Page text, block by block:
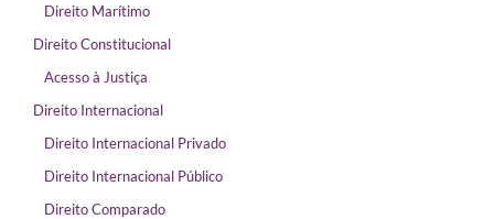
Direito Marítimo
Direito Constitucional
Acesso à Justiça
Direito Internacional
Direito Internacional Privado
Direito Internacional Público
Direito Comparado